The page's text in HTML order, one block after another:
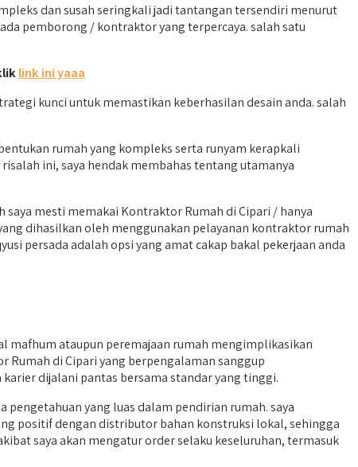
dan susah seringkali jadi tantangan tersendiri menurut
pemborong / kontraktor yang terpercaya. salah satu
link ini yaaa
kunci untuk memastikan keberhasilan desain anda. salah
rumah yang kompleks serta runyam kerapkali
ini, saya hendak membahas tentang utamanya
mesti memakai Kontraktor Rumah di Cipari / hanya
dihasilkan oleh menggunakan pelayanan kontraktor rumah
persada adalah opsi yang amat cakap bakal pekerjaan anda
mafhum ataupun peremajaan rumah mengimplikasikan
Rumah di Cipari yang berpengalaman sanggup
dijalani pantas bersama standar yang tinggi.
yang luas dalam pendirian rumah. saya
positif dengan distributor bahan konstruksi lokal, sehingga
saya akan mengatur order selaku keseluruhan, termasuk